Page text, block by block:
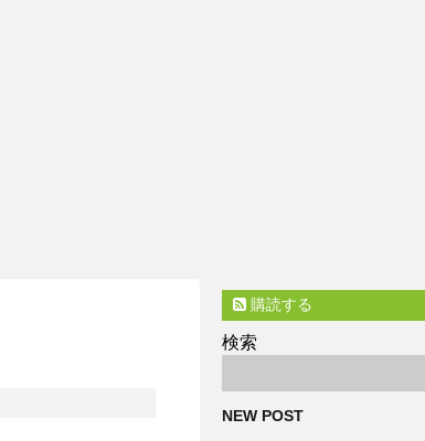
購読する
検索
NEW POST